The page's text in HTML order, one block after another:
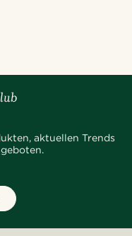
aktuellen Trends